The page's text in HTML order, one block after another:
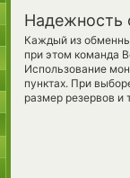
Надежность
Каждый из
при этом команда
Использование
пунктах. При
размер резервов и